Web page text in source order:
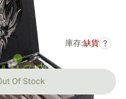
-27%
庫存:缺貨 ?
Of Stock